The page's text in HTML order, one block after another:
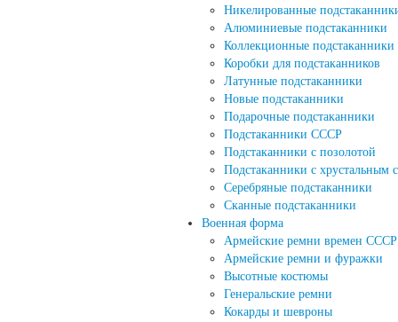
Никелированные
Алюминиевые подстаканники
Коллекционные подстаканники
Коробки для подстаканников
Латунные подстаканники
Новые подстаканники
Подарочные подстаканники
Подстаканники СССР
Подстаканники с позолотой
Подстаканники с хрустальным
Серебряные подстаканники
Сканные подстаканники
Военная форма
Армейские ремни времен СССР
Армейские ремни и фуражки
Высотные костюмы
Генеральские ремни
Кокарды и шевроны